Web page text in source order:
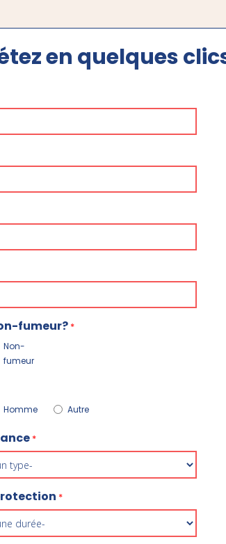
en quelques
fumeur? *
Non-
fumeur
Homme Autre
*
*